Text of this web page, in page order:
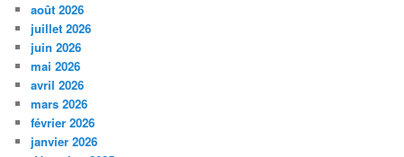
août 2026
juillet 2026
juin 2026
mai 2026
avril 2026
mars 2026
février 2026
janvier 2026